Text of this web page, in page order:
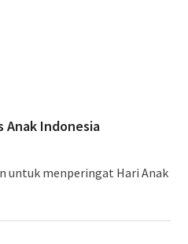
Anak Indonesia
untuk menperingat Hari Anak